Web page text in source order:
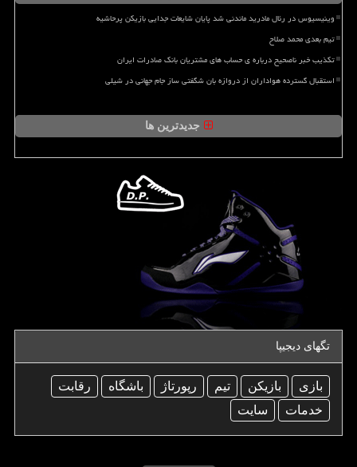
وینیسیوس در رئال مادرید ماندنی شد پایان شایعات جدایی بازیکن پرحاشیه
تیم بعدی محمد صلاح
تکذیب خبر ناصحیح درباره ی حساب های مشتریان بانک صادرات ایران
استقبال گسترده هواداران از دروازه بان شگفتی ساز جام جهانی در شیلی
جدیدترین ها
تگهای دیجیپا
بازی بازیكن تیم رپورتاژ باشگاه
رقابت
خدمات
سایت